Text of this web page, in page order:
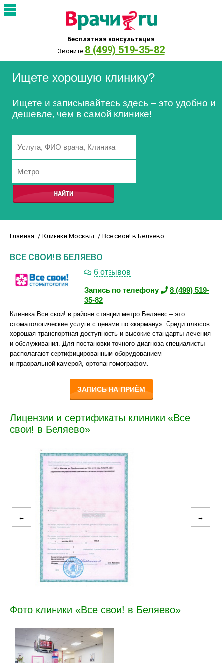
Бесплатная консультация
Звоните 8 (499) 519-35-82
Ищете хорошую клинику?
Ищете и записывайтесь здесь – это удобно и
дешевле, чем в самой клинике!
Главная Клиники Москвы Все свои! в Беляево
ВСЕ СВОИ! В БЕЛЯЕВО
6 отзывов
Запись по телефону
8 (499) 519-
35-82
Клиника Все свои! в районе станции метро Беляево – это
стоматологические услуги c ценами по «карману». Среди плюсов
хорошая транспортная доступность и высокие стандарты лечения
и обслуживания. Для постановки точного диагноза специалисты
располагают сертифицированным оборудованием –
интраоральной камерой, ортопантомографом.
ЗАПИСЬ НА ПРИЁМ
Лицензии и сертификаты клиники «Все
свои! в Беляево»
← →
Фото клиники «Все свои! в Беляево»